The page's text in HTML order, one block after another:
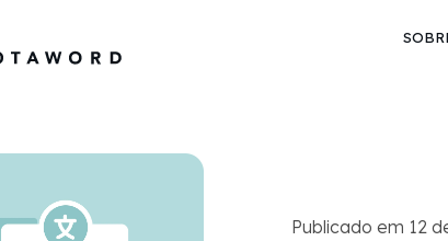
Publicado em 12